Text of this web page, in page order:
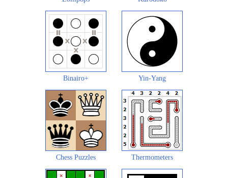
Binairo+ Yin-Yang
Chess Puzzles Thermometers